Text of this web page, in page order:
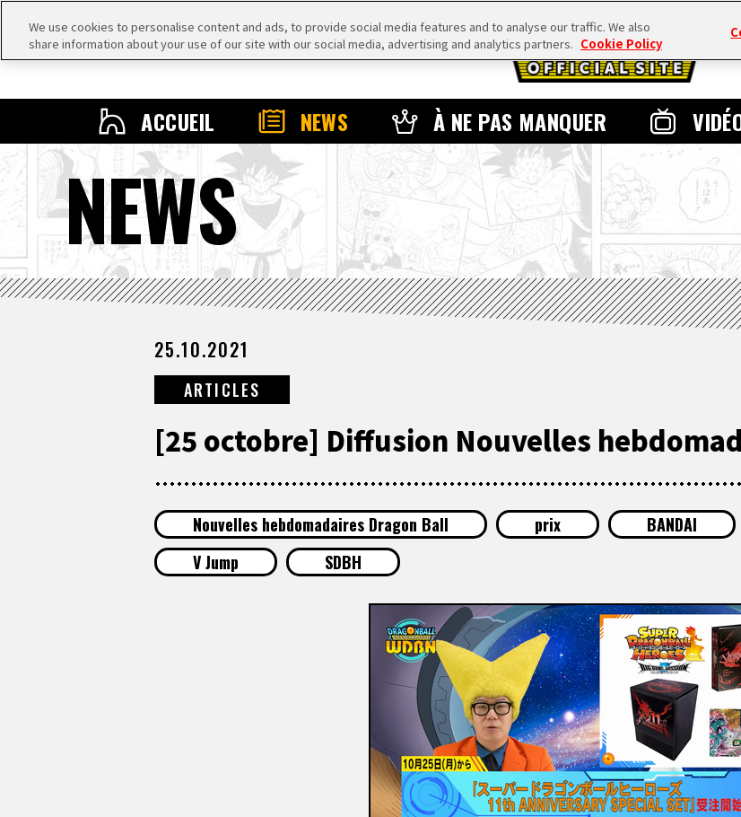
ACCUEIL NEWS À NE PAS MANQUER
NEWS
25.10.2021
ARTICLES
[25 octobre] Diffusion Nouvelles
Nouvelles hebdomadaires Dragon Ball prix BANDAI
V Jump
SDBH
We use cookies to personalise content and ads, to provide social media features and to analyse our traffic. We also
share information about your use of our site with our social media, advertising and analytics partners. Cookie Policy